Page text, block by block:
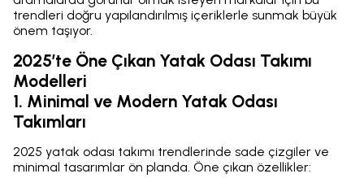
trendleri doğru yapılandırılmış içeriklerle sunmak büyük
önem taşıyor.
2025’te Öne Çıkan Yatak Odası Takımı
Modelleri
1. Minimal ve Modern Yatak Odası
Takımları
2025 yatak odası takımı trendlerinde sade çizgiler ve
minimal tasarımlar ön planda. Öne çıkan özellikler: